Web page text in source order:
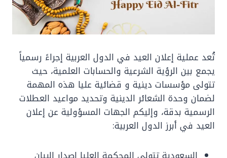
تُعد عملية إعلان العيد في الدول العربية إجراءً رسمياً
يجمع بين الرؤية الشرعية والحسابات العلمية، حيث
تتولى مؤسسات دينية و قضائية عليا هذه المهمة
لضمان وحدة الشعائر الدينية وتحديد مواعيد العطلات
الرسمية بدقة، وإليكم الجهات المسؤولية عن إعلان
العيد في أبرز الدول العربية: